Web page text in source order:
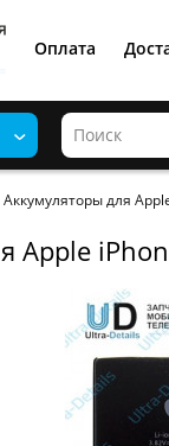
Оплата
Аккумуляторы для
Apple